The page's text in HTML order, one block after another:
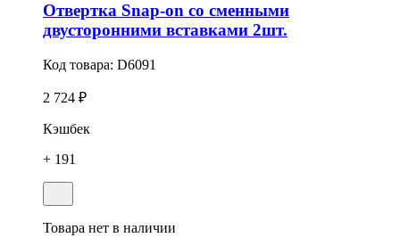
Отвертка Snap-on со сменными
двусторонними вставками 2шт.
Код товара: D6091
2 724 ₽
Кэшбек
+ 191
Товара нет в наличии